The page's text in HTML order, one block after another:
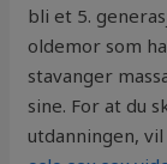
bli et 5.
oldemor som
stavanger
sine. For at du
utdanningen,